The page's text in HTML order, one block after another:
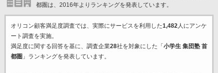
都圏は、2016年よりランキングを発表しています。
オリコン顧客満足度調査では、実際にサービスを利用した1,482人にアンケ
ート調査を実施。
満足度に関する回答を基に、調査企業28社を対象にした「 小学生 集団塾 首
都圏 」ランキングを発表しています。